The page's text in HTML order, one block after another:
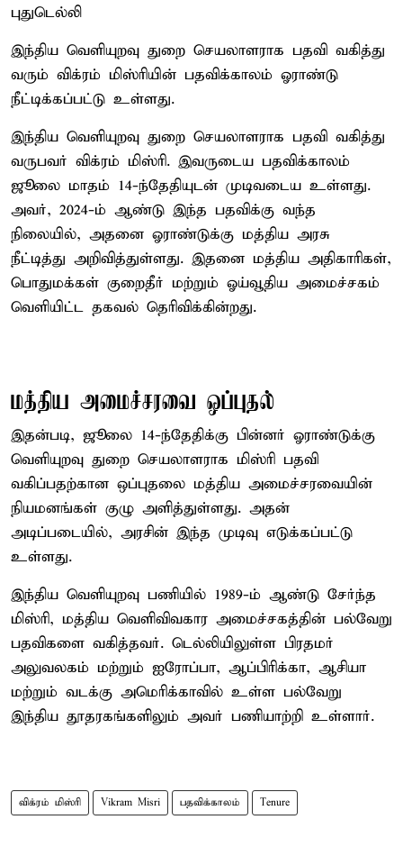
புதுடெல்லி
இந்திய வெளியுறவு துறை செயலாளராக பதவி வகித்து
வரும் விக்ரம் மிஸ்ரியின் பதவிக்காலம் ஓராண்டு
நீட்டிக்கப்பட்டு உள்ளது.
இந்திய வெளியுறவு துறை செயலாளராக பதவி வகித்து
வருபவர் விக்ரம் மிஸ்ரி. இவருடைய பதவிக்காலம்
ஜூலை மாதம் 14-ந்தேதியுடன் முடிவடைய உள்ளது.
அவர், 2024-ம் ஆண்டு இந்த பதவிக்கு வந்த
நிலையில், அதனை ஓராண்டுக்கு மத்திய அரசு
நீட்டித்து அறிவித்துள்ளது. இதனை மத்திய அதிகாரிகள்,
பொதுமக்கள் குறைதீர் மற்றும் ஓய்வூதிய அமைச்சகம்
வெளியிட்ட தகவல் தெரிவிக்கின்றது.
மத்திய அமைச்சரவை ஒப்புதல்
இதன்படி, ஜூலை 14-ந்தேதிக்கு பின்னர் ஓராண்டுக்கு
வெளியுறவு துறை செயலாளராக மிஸ்ரி பதவி
வகிப்பதற்கான ஒப்புதலை மத்திய அமைச்சரவையின்
நியமனங்கள் குழு அளித்துள்ளது. அதன்
அடிப்படையில், அரசின் இந்த முடிவு எடுக்கப்பட்டு
உள்ளது.
இந்திய வெளியுறவு பணியில் 1989-ம் ஆண்டு சேர்ந்த
மிஸ்ரி, மத்திய வெளிவிவகார அமைச்சகத்தின் பல்வேறு
பதவிகளை வகித்தவர். டெல்லியிலுள்ள பிரதமர்
அலுவலகம் மற்றும் ஐரோப்பா, ஆப்பிரிக்கா, ஆசியா
மற்றும் வடக்கு அமெரிக்காவில் உள்ள பல்வேறு
இந்திய தூதரகங்களிலும் அவர் பணியாற்றி உள்ளார்.
விக்ரம் மிஸ்ரி Vikram Misri பதவிக்காலம் Tenure